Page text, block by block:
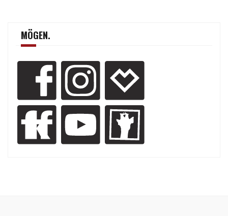
MÖGEN.